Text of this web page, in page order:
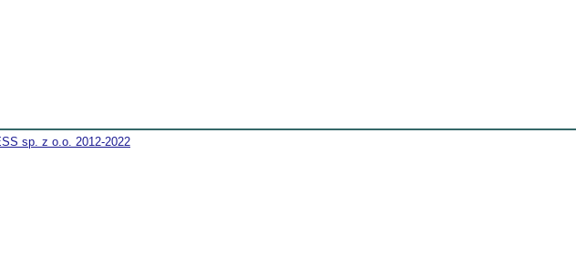
sp. z o.o. 2012-2022